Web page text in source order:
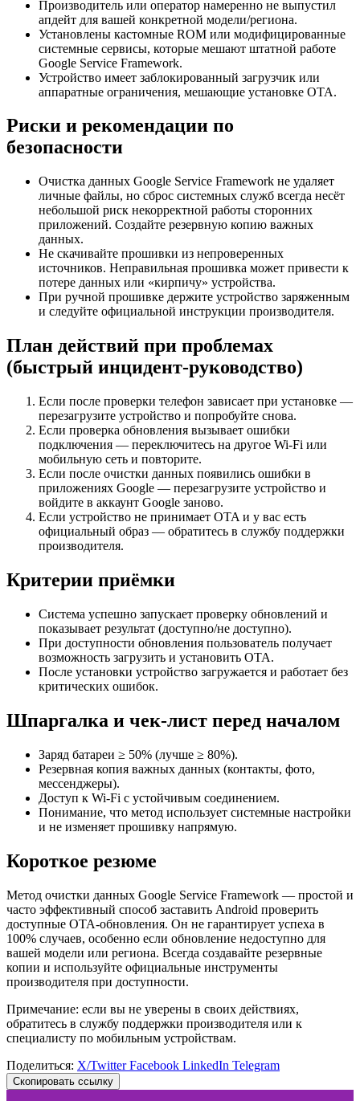
Производитель или оператор намеренно не выпустил
апдейт для вашей конкретной модели/региона.
Установлены кастомные ROM или модифицированные
системные сервисы, которые мешают штатной работе
Google Service Framework.
Устройство имеет заблокированный загрузчик или
аппаратные ограничения, мешающие установке OTA.
Риски и рекомендации по
безопасности
Очистка данных Google Service Framework не удаляет
личные файлы, но сброс системных служб всегда несёт
небольшой риск некорректной работы сторонних
приложений. Создайте резервную копию важных
данных.
Не скачивайте прошивки из непроверенных
источников. Неправильная прошивка может привести к
потере данных или «кирпичу» устройства.
При ручной прошивке держите устройство заряженным
и следуйте официальной инструкции производителя.
План действий при проблемах
(быстрый инцидент-руководство)
Если после проверки телефон зависает при установке —
перезагрузите устройство и попробуйте снова.
Если проверка обновления вызывает ошибки
подключения — переключитесь на другое Wi‑Fi или
мобильную сеть и повторите.
Если после очистки данных появились ошибки в
приложениях Google — перезагрузите устройство и
войдите в аккаунт Google заново.
Если устройство не принимает OTA и у вас есть
официальный образ — обратитесь в службу поддержки
производителя.
Критерии приёмки
Система успешно запускает проверку обновлений и
показывает результат (доступно/не доступно).
При доступности обновления пользователь получает
возможность загрузить и установить OTA.
После установки устройство загружается и работает без
критических ошибок.
Шпаргалка и чек-лист перед началом
Заряд батареи ≥ 50% (лучше ≥ 80%).
Резервная копия важных данных (контакты, фото,
мессенджеры).
Доступ к Wi‑Fi с устойчивым соединением.
Понимание, что метод использует системные настройки
и не изменяет прошивку напрямую.
Короткое резюме
Метод очистки данных Google Service Framework — простой и
часто эффективный способ заставить Android проверить
доступные OTA-обновления. Он не гарантирует успеха в
100% случаев, особенно если обновление недоступно для
вашей модели или региона. Всегда создавайте резервные
копии и используйте официальные инструменты
производителя при доступности.
Примечание: если вы не уверены в своих действиях,
обратитесь в службу поддержки производителя или к
специалисту по мобильным устройствам.
Поделиться: X/TwitterFacebook LinkedIn Telegram
Скопировать ссылку